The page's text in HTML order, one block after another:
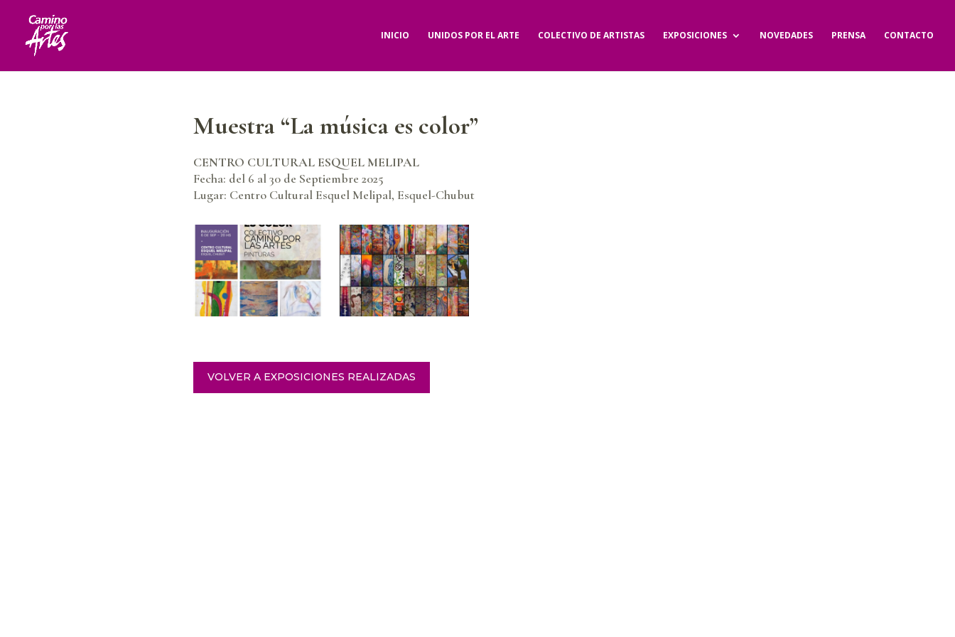
INICIO UNIDOS POR EL ARTE COLECTIVO DE ARTISTAS EXPOSICIONES NOVEDADES PRENSA CONTACTO
Muestra “La música es color”
CENTRO CULTURAL ESQUEL MELIPAL
Fecha: del 6 al 30 de Septiembre 2025
Lugar: Centro Cultural Esquel Melipal, Esquel-Chubut
VOLVER A EXPOSICIONES REALIZADAS